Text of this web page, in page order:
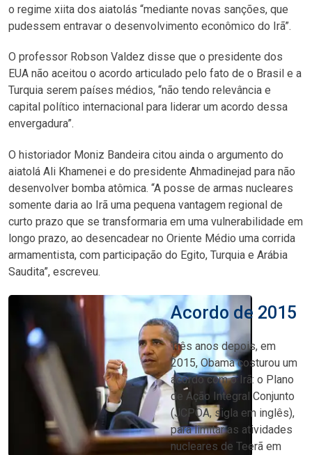
o regime xiita dos aiatolás “mediante novas sanções, que
pudessem entravar o desenvolvimento econômico do Irã”.
O professor Robson Valdez disse que o presidente dos
EUA não aceitou o acordo articulado pelo fato de o Brasil e a
Turquia serem países médios, “não tendo relevância e
capital político internacional para liderar um acordo dessa
envergadura”.
O historiador Moniz Bandeira citou ainda o argumento do
aiatolá Ali Khamenei e do presidente Ahmadinejad para não
desenvolver bomba atômica. “A posse de armas nucleares
somente daria ao Irã uma pequena vantagem regional de
curto prazo que se transformaria em uma vulnerabilidade em
longo prazo, ao desencadear no Oriente Médio uma corrida
armamentista, com participação do Egito, Turquia e Arábia
Saudita”, escreveu.
Acordo de 2015
Três anos depois, em
2015, Obama costurou um
acordo com o Irã: o Plano
de Ação Integral Conjunto
(JCPOA, sigla em inglês),
para limitar as atividades
nucleares de Teerã em